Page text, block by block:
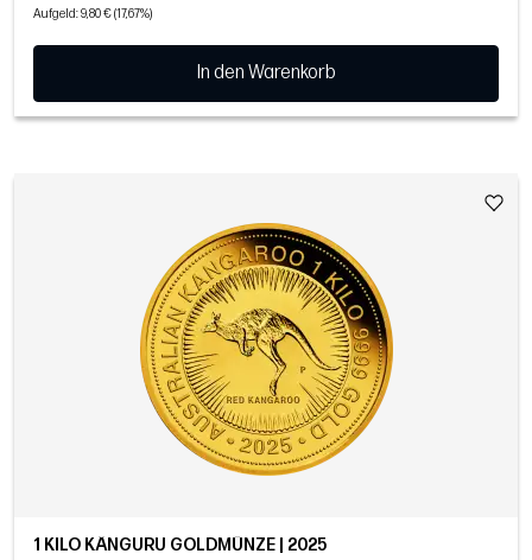
Aufgeld: 9,80 € (17,67%)
In den Warenkorb
1 KILO KÄNGURU GOLDMÜNZE | 2025